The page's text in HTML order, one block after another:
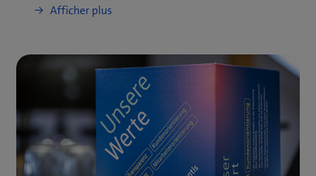
Afficher plus